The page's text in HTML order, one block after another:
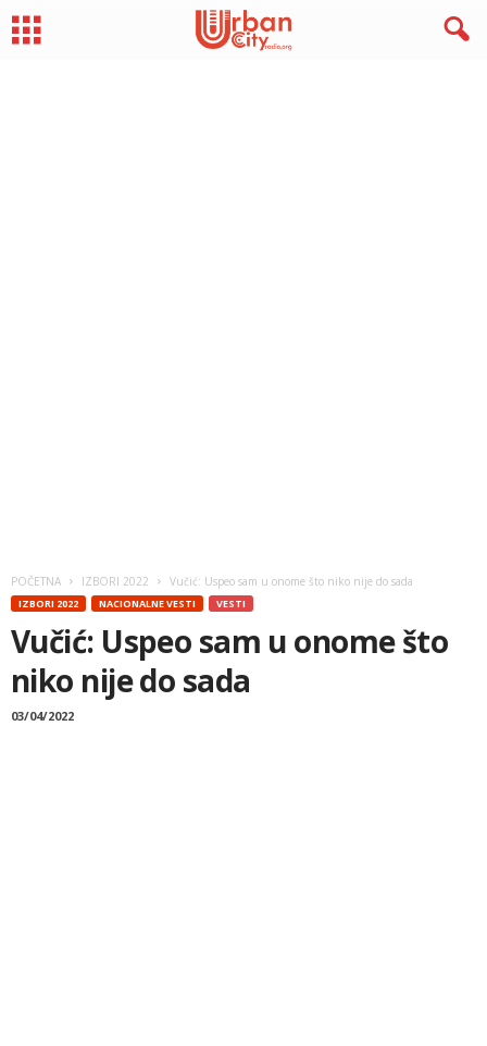
POČETNA IZBORI 2022 Vučić: Uspeo sam u onome što niko nije do sada
IZBORI 2022 NACIONALNE VESTI VESTI
Vučić: Uspeo sam u onome što
niko nije do sada
03/04/2022